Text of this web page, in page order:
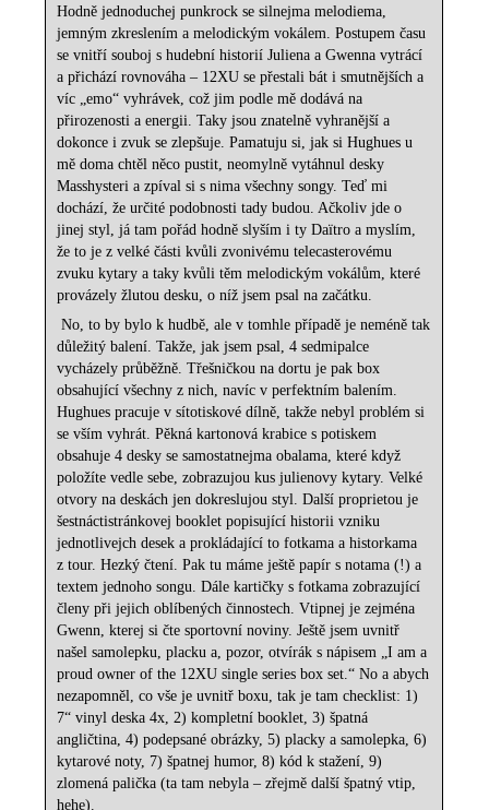
Hodně jednoduchej punkrock se silnejma melodiema,
jemným zkreslením a melodickým vokálem. Postupem času
se vnitří souboj s hudební historií Juliena a Gwenna vytrácí
a přichází rovnováha – 12XU se přestali bát i smutnějších a
víc „emo“ vyhrávek, což jim podle mě dodává na
přirozenosti a energii. Taky jsou znatelně vyhranější a
dokonce i zvuk se zlepšuje. Pamatuju si, jak si Hughues u
mě doma chtěl něco pustit, neomylně vytáhnul desky
Masshysteri a zpíval si s nima všechny songy. Teď mi
dochází, že určité podobnosti tady budou. Ačkoliv jde o
jinej styl, já tam pořád hodně slyším i ty Daïtro a myslím,
že to je z velké části kvůli zvonivému telecasterovému
zvuku kytary a taky kvůli těm melodickým vokálům, které
provázely žlutou desku, o níž jsem psal na začátku.
No, to by bylo k hudbě, ale v tomhle případě je neméně tak
důležitý balení. Takže, jak jsem psal, 4 sedmipalce
vycházely průběžně. Třešničkou na dortu je pak box
obsahující všechny z nich, navíc v perfektním balením.
Hughues pracuje v sítotiskové dílně, takže nebyl problém si
se vším vyhrát. Pěkná kartonová krabice s potiskem
obsahuje 4 desky se samostatnejma obalama, které když
položíte vedle sebe, zobrazujou kus julienovy kytary. Velké
otvory na deskách jen dokreslujou styl. Další proprietou je
šestnáctistránkovej booklet popisující historii vzniku
jednotlivejch desek a prokládající to fotkama a historkama
z tour. Hezký čtení. Pak tu máme ještě papír s notama (!) a
textem jednoho songu. Dále kartičky s fotkama zobrazující
členy při jejich oblíbených činnostech. Vtipnej je zejména
Gwenn, kterej si čte sportovní noviny. Ještě jsem uvnitř
našel samolepku, placku a, pozor, otvírák s nápisem „I am a
proud owner of the 12XU single series box set.“ No a abych
nezapomněl, co vše je uvnitř boxu, tak je tam checklist: 1)
7“ vinyl deska 4x, 2) kompletní booklet, 3) špatná
angličtina, 4) podepsané obrázky, 5) placky a samolepka, 6)
kytarové noty, 7) špatnej humor, 8) kód k stažení, 9)
zlomená palička (ta tam nebyla – zřejmě další špatný vtip,
hehe).